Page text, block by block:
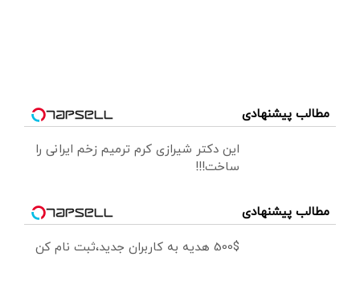
مطالب پیشنهادی
این دکتر شیرازی کرم ترمیم زخم ایرانی را
ساخت!!!
مطالب پیشنهادی
500$ هدیه به کاربران جدید،ثبت نام کن